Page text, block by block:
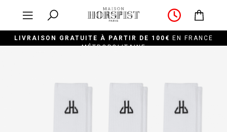
LIVRAISON GRATUITE À PARTIR DE 100€
EN FRANCE
MÉTROPOLITAINE